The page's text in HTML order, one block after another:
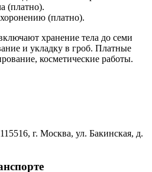
(платно).
(платно).
хранение тела до семи
и укладку в гроб. Платные
косметические работы.
г. Москва, ул. Бакинская, д.